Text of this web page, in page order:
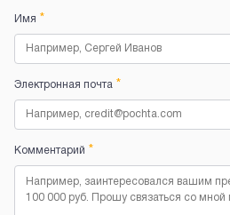
Имя *
Электронная почта *
Комментарий *